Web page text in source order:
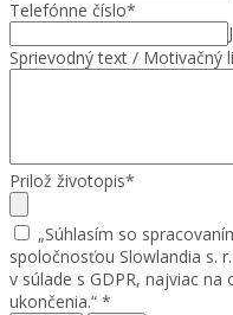
Telefónne číslo*
Sprievodný text / Motivačný
Prilož životopis*
„Súhlasím so
spoločnosťou Slowlandia s.
v súlade s GDPR, najviac
ukončenia.“ *